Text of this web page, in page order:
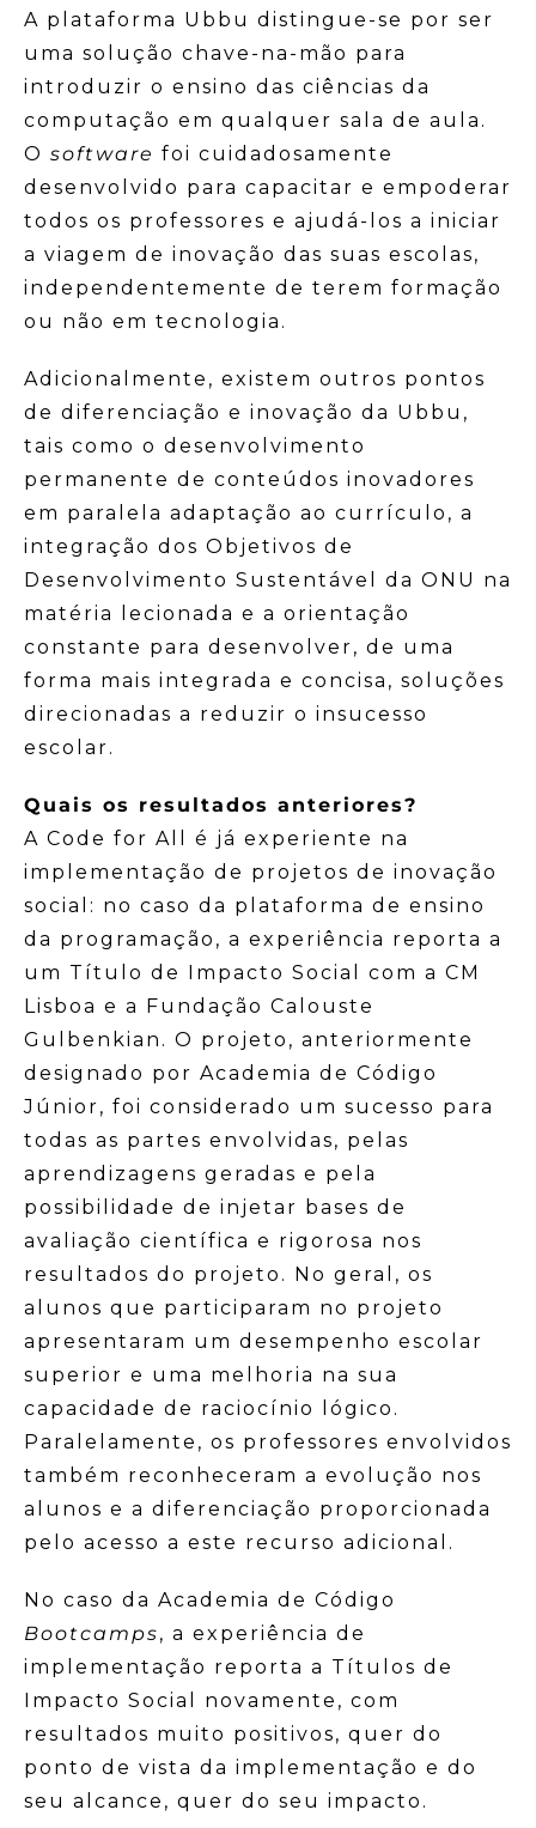
A plataforma Ubbu distingue-se por ser
uma solução chave-na-mão para
introduzir o ensino das ciências da
computação em qualquer sala de aula.
O software foi cuidadosamente
desenvolvido para capacitar e empoderar
todos os professores e ajudá-los a iniciar
a viagem de inovação das suas escolas,
independentemente de terem formação
ou não em tecnologia.
Adicionalmente, existem outros pontos
de diferenciação e inovação da Ubbu,
tais como o desenvolvimento
permanente de conteúdos inovadores
em paralela adaptação ao currículo, a
integração dos Objetivos de
Desenvolvimento Sustentável da ONU na
matéria lecionada e a orientação
constante para desenvolver, de uma
forma mais integrada e concisa, soluções
direcionadas a reduzir o insucesso
escolar.
Quais os resultados anteriores?
A Code for All é já experiente na
implementação de projetos de inovação
social: no caso da plataforma de ensino
da programação, a experiência reporta a
um Título de Impacto Social com a CM
Lisboa e a Fundação Calouste
Gulbenkian. O projeto, anteriormente
designado por Academia de Código
Júnior, foi considerado um sucesso para
todas as partes envolvidas, pelas
aprendizagens geradas e pela
possibilidade de injetar bases de
avaliação científica e rigorosa nos
resultados do projeto. No geral, os
alunos que participaram no projeto
apresentaram um desempenho escolar
superior e uma melhoria na sua
capacidade de raciocínio lógico.
Paralelamente, os professores envolvidos
também reconheceram a evolução nos
alunos e a diferenciação proporcionada
pelo acesso a este recurso adicional.
No caso da Academia de Código
Bootcamps, a experiência de
implementação reporta a Títulos de
Impacto Social novamente, com
resultados muito positivos, quer do
ponto de vista da implementação e do
seu alcance, quer do seu impacto.